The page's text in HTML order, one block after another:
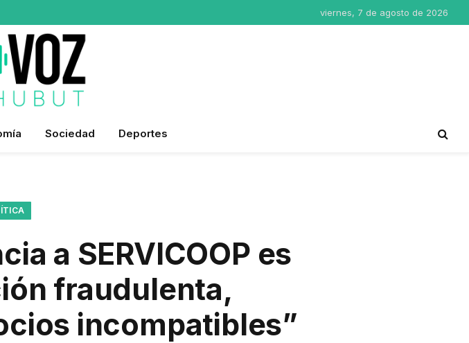
viernes, 7 de agosto de 2026
Sociedad Deportes
a SERVICOOP es
fraudulenta,
incompatibles”